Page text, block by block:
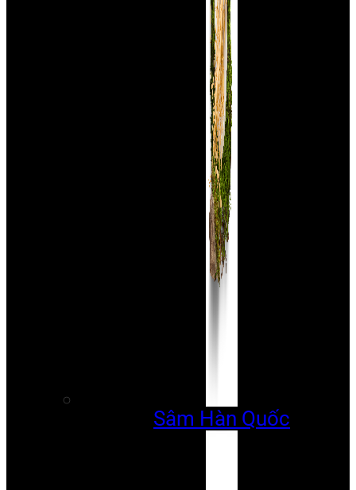
Sâm Hàn Quốc